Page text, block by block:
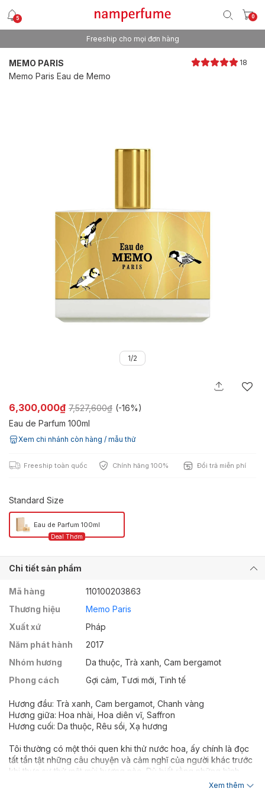
5 0
Freeship cho mọi đơn hàng
MEMO PARIS 18
Memo Paris Eau de Memo
1/2
6,300,000₫ 7,527,600₫ (-16%)
Eau de Parfum 100ml
Xem chi nhánh còn hàng / mẫu thử
Freeship toàn quốc Chính hãng 100% Đổi trả miễn phí
Standard Size
Eau de Parfum 100ml
Chi tiết sản phẩm
Mã hàng
110100203863
Thương hiệu
Memo Paris
Xuất xứ
Pháp
Năm phát hành
2017
Nhóm hương
Da thuộc, Trà xanh, Cam bergamot
Phong cách
Gợi cảm, Tươi mới, Tinh tế
Hương đầu: Trà xanh, Cam bergamot, Chanh vàng
Hương giữa: Hoa nhài, Hoa diên vĩ, Saffron
Hương cuối: Da thuộc, Rêu sồi, Xạ hương
Tôi thường có một thói quen khi thử nước hoa, ấy chính là đọc
tất tần tật những câu chuyện và cảm nghĩ của người khác trước
khi thực sự thử một mùi hương nào. Dù biết rằng những bình
luận ấy có thể sẽ ảnh hưởng chính đến trải nghiệm của mình,
Xem thêm